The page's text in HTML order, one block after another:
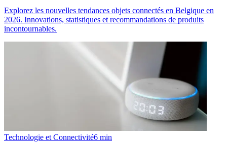
Explorez les nouvelles tendances objets connectés en Belgique en
2026. Innovations, statistiques et recommandations de produits
incontournables.
Technologie et Connectivité6 min